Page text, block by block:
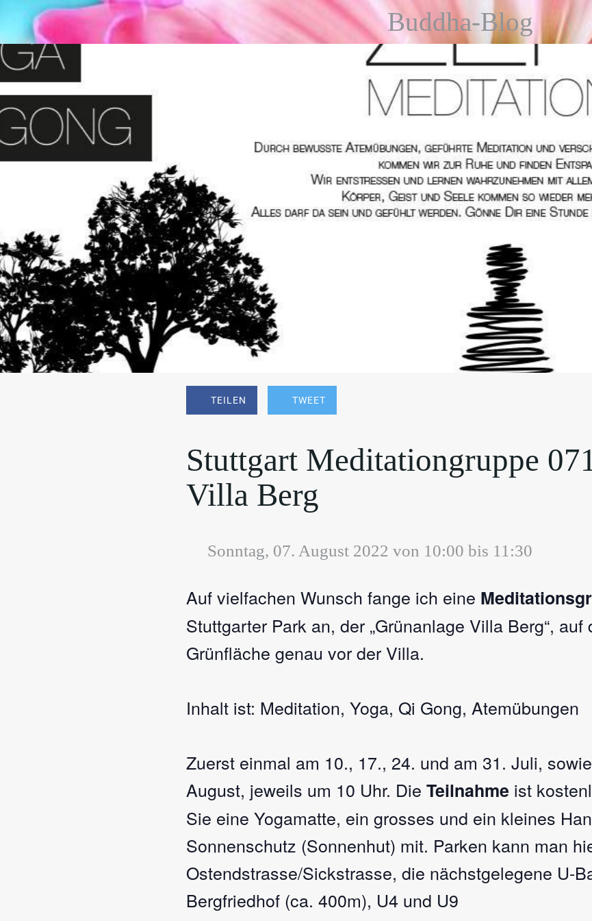
Buddha-Blog
TEILEN TWEET
Stuttgart Meditationgruppe
Villa Berg
Sonntag, 07. August 2022 von 10:00 bis 11:30
Auf vielfachen Wunsch fange ich eine
Stuttgarter Park an, der „Grünanlage Villa Berg“, auf
Grünfläche genau vor der Villa.
Inhalt ist: Meditation, Yoga, Qi Gong, Atemübungen
Zuerst einmal am 10., 17., 24. und am 31. Juli,
August, jeweils um 10 Uhr. Die Teilnahme ist
Sie eine Yogamatte, ein grosses und ein kleines
Sonnenschutz (Sonnenhut) mit. Parken kann man
Ostendstrasse/Sickstrasse, die nächstgelegene U-
Bergfriedhof (ca. 400m), U4 und U9